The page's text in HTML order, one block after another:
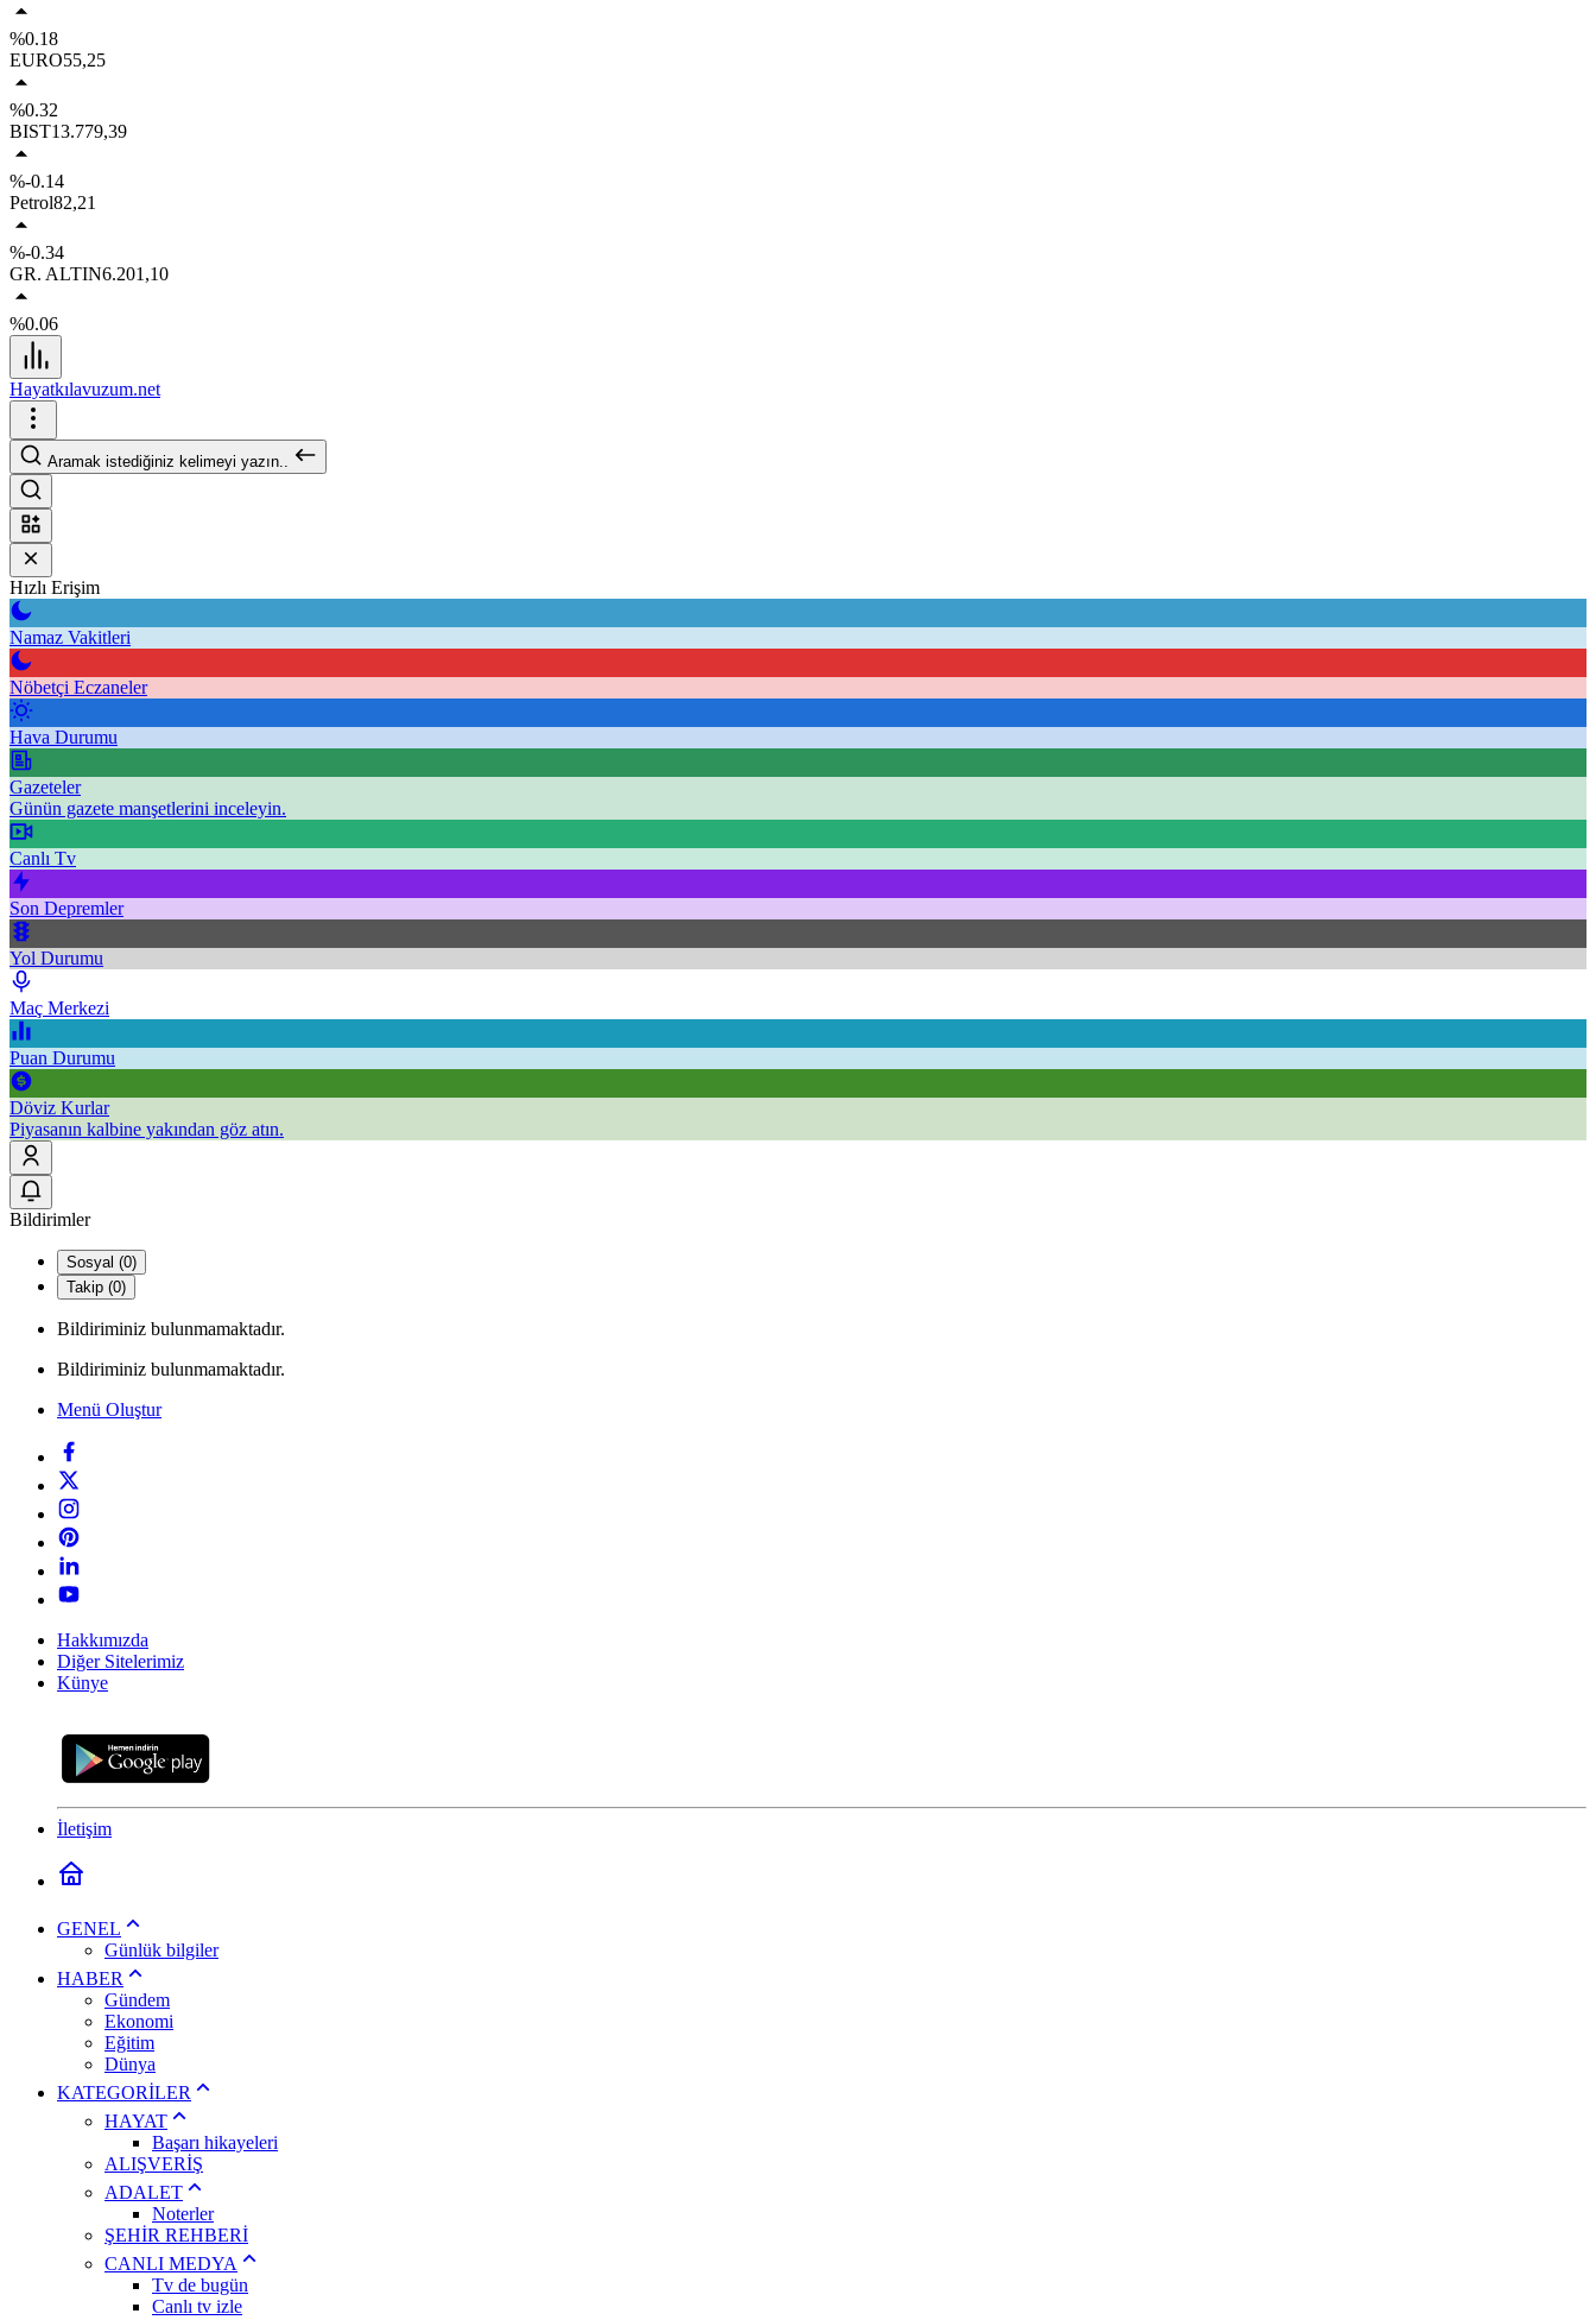
%0.18
EURO55,25
%0.32
BIST13.779,39
%-0.14
Petrol82,21
%-0.34
GR. ALTIN6.201,10
%0.06
Hayatkılavuzum.net
Aramak istediğiniz kelimeyi yazın..
Hızlı Erişim
Namaz Vakitleri
Nöbetçi Eczaneler
Hava Durumu
Gazeteler
Günün gazete manşetlerini inceleyin.
Canlı Tv
Son Depremler
Yol Durumu
Maç Merkezi
Puan Durumu
Döviz Kurlar
Piyasanın kalbine yakından göz atın.
Bildirimler
Sosyal (0)
Takip (0)
Bildiriminiz bulunmamaktadır.
Bildiriminiz bulunmamaktadır.
Menü Oluştur
Hakkımızda
Diğer Sitelerimiz
Künye
İletişim
GENEL
Günlük bilgiler
HABER
Gündem
Ekonomi
Eğitim
Dünya
KATEGORİLER
HAYAT
Başarı hikayeleri
ALIŞVERİŞ
ADALET
Noterler
ŞEHİR REHBERİ
CANLI MEDYA
Tv de bugün
Canlı tv izle